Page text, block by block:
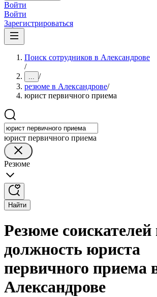
Войти
Войти
Зарегистрироваться
Поиск сотрудников в Александрове
/
... /
резюме в Александрове/
юрист первичного приема
юрист первичного приема
Резюме
Найти
Резюме соискателей
должность юриста
первичного приема
Александрове